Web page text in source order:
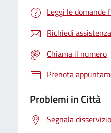
Leggi le domande
Richiedi assistenza
Chiama il numero
Prenota
Problemi in Città
Segnala disservizio